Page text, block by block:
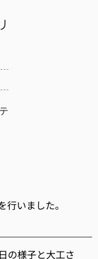
いました。
の様子と大工さ